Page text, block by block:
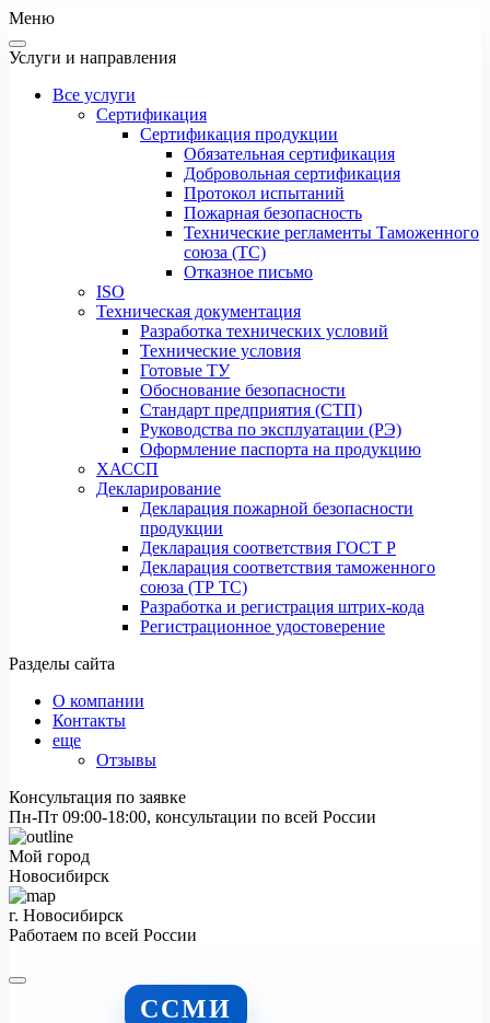
Меню
Услуги и направления
Все услуги
Сертификация
Сертификация продукции
Обязательная сертификация
Добровольная сертификация
Протокол испытаний
Пожарная безопасность
Технические регламенты Таможенного
союза (ТС)
Отказное письмо
ISO
Техническая документация
Разработка технических условий
Технические условия
Готовые ТУ
Обоснование безопасности
Стандарт предприятия (СТП)
Руководства по эксплуатации (РЭ)
Оформление паспорта на продукцию
ХАССП
Декларирование
Декларация пожарной безопасности
продукции
Декларация соответствия ГОСТ Р
Декларация соответствия таможенного
союза (ТР ТС)
Разработка и регистрация штрих-кода
Регистрационное удостоверение
Разделы сайта
О компании
Контакты
еще
Отзывы
Консультация по заявке
Пн-Пт 09:00-18:00, консультации по всей России
Мой город
Новосибирск
г. Новосибирск
Работаем по всей России
ССМИ